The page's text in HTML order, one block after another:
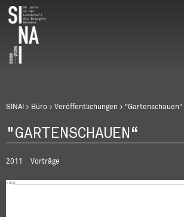
Direkt
zum
Inhalt
Breadcrumb
SINAI Büro Veröffentlichungen "Gartenschauen“
"GARTENSCHAUEN“
2011 Vorträge